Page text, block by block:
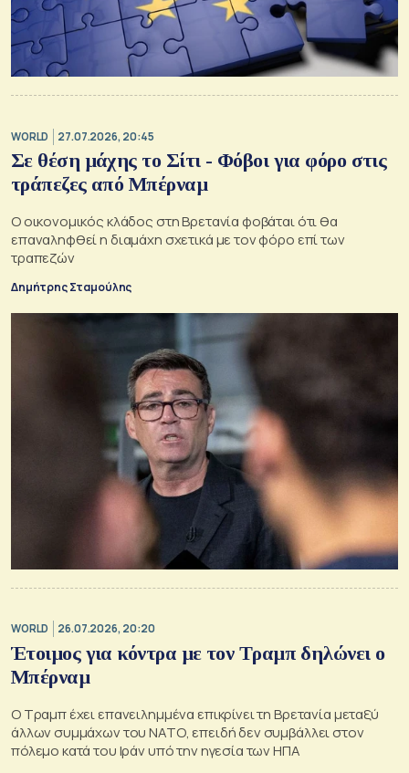
WORLD 27.07.2026, 20:45
Σε θέση μάχης το Σίτι - Φόβοι για φόρο στις
τράπεζες από Μπέρναμ
Ο οικονομικός κλάδος στη Βρετανία φοβάται ότι θα
επαναληφθεί η διαμάχη σχετικά με τον φόρο επί των
τραπεζών
Δημήτρης Σταμούλης
WORLD 26.07.2026, 20:20
Έτοιμος για κόντρα με τον Τραμπ δηλώνει ο
Μπέρναμ
Ο Τραμπ έχει επανειλημμένα επικρίνει τη Βρετανία μεταξύ
άλλων συμμάχων του ΝΑΤΟ, επειδή δεν συμβάλλει στον
πόλεμο κατά του Ιράν υπό την ηγεσία των ΗΠΑ